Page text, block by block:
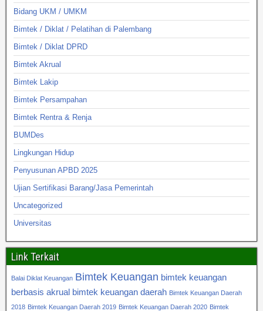
Bidang UKM / UMKM
Bimtek / Diklat / Pelatihan di Palembang
Bimtek / Diklat DPRD
Bimtek Akrual
Bimtek Lakip
Bimtek Persampahan
Bimtek Rentra & Renja
BUMDes
Lingkungan Hidup
Penyusunan APBD 2025
Ujian Sertifikasi Barang/Jasa Pemerintah
Uncategorized
Universitas
Link Terkait
Balai Diklat Keuangan Bimtek Keuangan bimtek keuangan
berbasis akrual bimtek keuangan daerah Bimtek Keuangan Daerah
2018 Bimtek Keuangan Daerah 2019 Bimtek Keuangan Daerah 2020 Bimtek